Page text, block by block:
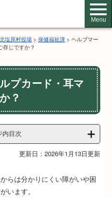
Menu
北塩原村役場 > 保健福祉課 > ヘルプマー
存じですか？
プカード・耳マ
？
内目次
更新日：2026年1月13日更新
らは分かりにくい障がいや困
います。